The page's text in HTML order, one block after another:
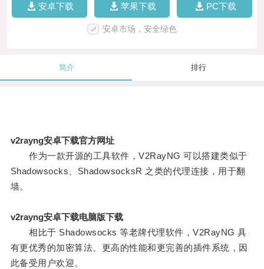
安卓下载 苹果下载 PC下载
安卓市场，安全绿色
简介 排行
v2rayng安卓下载官方网址
作为一款开源的工具软件，V2RayNG 可以搭建类似于
Shadowsocks、ShadowsocksR 之类的代理连接，用于翻
墙。
v2rayng安卓下载电脑版下载
相比于 Shadowsocks 等老牌代理软件，V2RayNG 具
有更优秀的加密算法、更高的性能和更完善的插件系统，因
此备受用户欢迎。